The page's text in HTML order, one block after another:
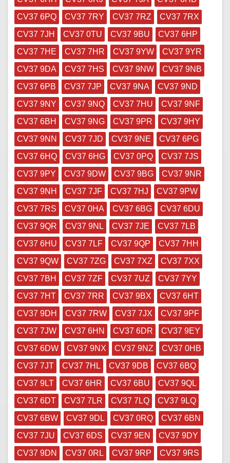
CV37 6PQ
CV37 7RY CV37 7RZ
CV37 7RX
CV37 7JH
CV37 0TU CV37 9BU
CV37 6HP
CV37 7HE
CV37 7HR CV37 9YW
CV37 9YR
CV37 9DA
CV37 7HS CV37 9NW
CV37 9NB
CV37 6PB
CV37 7JP CV37 9NA
CV37 9ND
CV37 9NY
CV37 9NQ CV37 7HU
CV37 9NF
CV37 6BH
CV37 9NG CV37 9PR
CV37 9HY
CV37 9NN
CV37 7JD CV37 9NE
CV37 6PG
CV37 6HQ
CV37 6HG CV37 0PQ
CV37 7JS
CV37 9PY
CV37 9DW CV37 9BG
CV37 9NR
CV37 9NH
CV37 7JF CV37 7HJ
CV37 9PW
CV37 7RS
CV37 0HA CV37 6BG
CV37 6DU
CV37 9QR
CV37 9NL CV37 7JE
CV37 7LB
CV37 6HU
CV37 7LF CV37 9QP
CV37 7HH
CV37 9QW
CV37 7ZG CV37 7XZ
CV37 7XX
CV37 7BH
CV37 7ZF CV37 7UZ
CV37 7YY
CV37 7HT
CV37 7RR CV37 9BX
CV37 6HT
CV37 9DH
CV37 7RW CV37 7JX
CV37 9PF
CV37 7JW
CV37 6HN CV37 6DR
CV37 9EY
CV37 6DW
CV37 9NX CV37 9NZ
CV37 0HB
CV37 7JT
CV37 7HL CV37 9DB
CV37 6BQ
CV37 9LT
CV37 6HR CV37 6BU
CV37 9QL
CV37 6DT
CV37 7LR CV37 7LQ
CV37 9LQ
CV37 6BW
CV37 9DL CV37 0RQ
CV37 6BN
CV37 7JU
CV37 6DS CV37 9EN
CV37 9DY
CV37 9DN
CV37 0RL CV37 9RP
CV37 9RS